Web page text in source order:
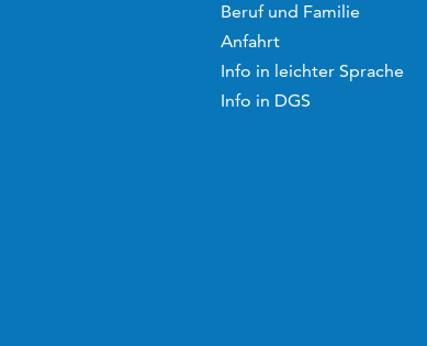
Beruf und Familie
Anfahrt
Info in leichter Sprache
Info in DGS